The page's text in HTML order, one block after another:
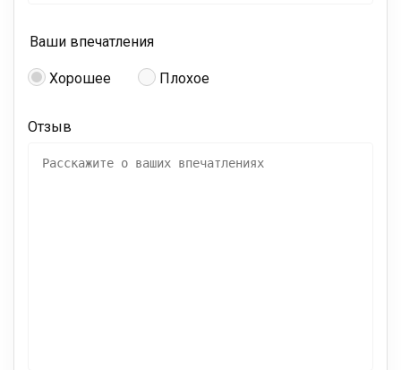
Ваши впечатления
Хорошее Плохое
Отзыв